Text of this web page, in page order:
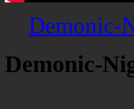
Demonic-
Demonic-